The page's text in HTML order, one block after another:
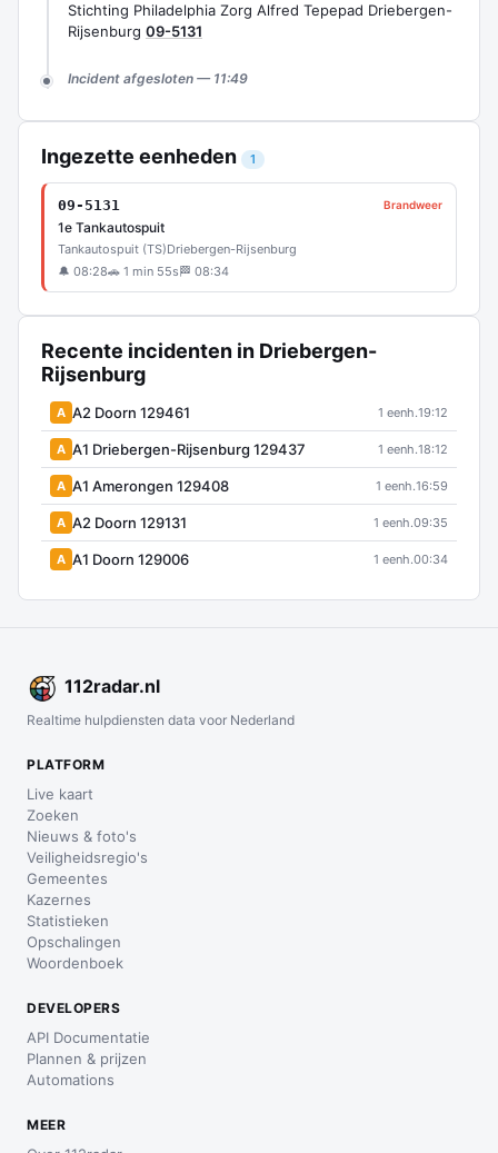
Stichting Philadelphia Zorg Alfred Tepepad Driebergen-
Rijsenburg 09-5131
Incident afgesloten — 11:49
Ingezette eenheden 1
09-5131 Brandweer
1e Tankautospuit
Tankautospuit (TS)Driebergen-Rijsenburg
🔔 08:28🚗 1 min 55s 🏁 08:34
Recente incidenten in Driebergen-
Rijsenburg
A A2 Doorn 129461 1 eenh.19:12
A A1 Driebergen-Rijsenburg 129437 1 eenh.18:12
A A1 Amerongen 129408 1 eenh.16:59
A A2 Doorn 129131 1 eenh.09:35
A A1 Doorn 129006 1 eenh.00:34
112radar.nl
Realtime hulpdiensten data voor Nederland
PLATFORM
Live kaart
Zoeken
Nieuws & foto's
Veiligheidsregio's
Gemeentes
Kazernes
Statistieken
Opschalingen
Woordenboek
DEVELOPERS
API Documentatie
Plannen & prijzen
Automations
MEER